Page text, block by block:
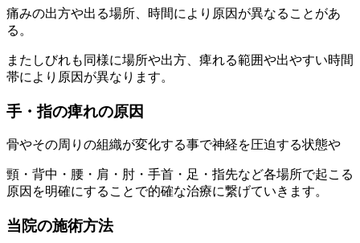
痛みの出方や出る場所、時間により原因が異なることがあ
る。
またしびれも同様に場所や出方、痺れる範囲や出やすい時間
帯により原因が異なります。
手・指の痺れの原因
骨やその周りの組織が変化する事で神経を圧迫する状態や
頸・背中・腰・肩・肘・手首・足・指先など各場所で起こる
原因を明確にすることで的確な治療に繋げていきます。
当院の施術方法